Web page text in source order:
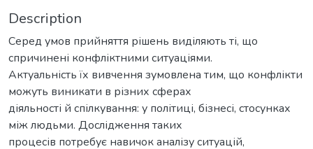
Description
Серед умов прийняття рішень виділяють ті, що
спричинені конфліктними ситуаціями.
Актуальність їх вивчення зумовлена тим, що конфлікти
можуть виникати в різних сферах
діяльності й спілкування: у політиці, бізнесі, стосунках
між людьми. Дослідження таких
процесів потребує навичок аналізу ситуацій,